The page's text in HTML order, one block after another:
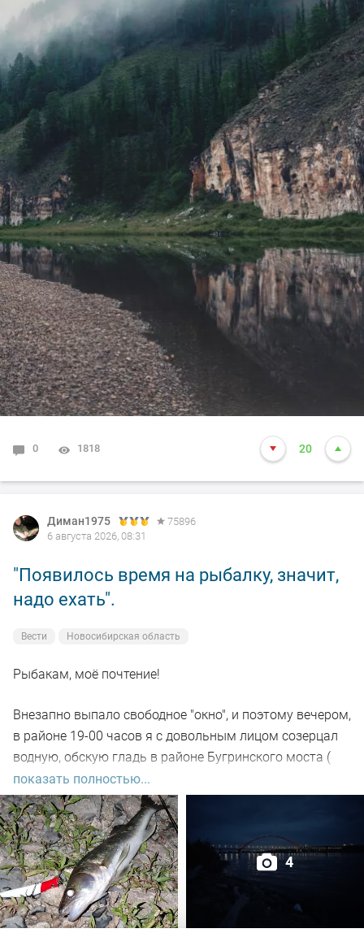
0 1818 20
Диман1975
75896
6 августа 2026, 08:31
"Появилось время на рыбалку, значит,
надо ехать".
Вести Новосибирская область
Рыбакам, моё почтение!
Внезапно выпало свободное "окно", и поэтому вечером,
в районе 19-00 часов я с довольным лицом созерцал
водную, обскую гладь в районе Бугринского моста (
правый берег).
Отдыхающего люда просто тьма, и на берегу ,и на
воде. Сапы, катера, гидроциклы всяких мастей
поднимали нехилую волну до самой темноты.
По сути: рыбалил только на спиннинг, помощниками
выступили "вертушки" и воблера.
показать полностью...
4